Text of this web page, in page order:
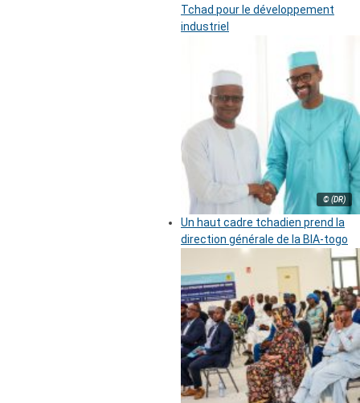
Tchad pour le développement
industriel
© (DR)
Un haut cadre tchadien prend la
direction générale de la BIA-togo